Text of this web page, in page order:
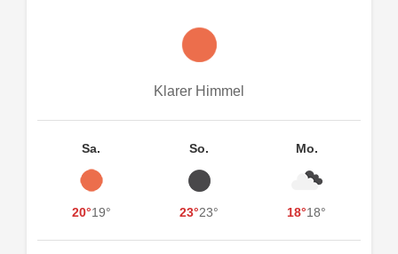
Klarer Himmel
Sa.
20°19°
So.
23°23°
Mo.
18°18°